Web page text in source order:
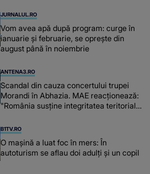
JURNALUL.RO
Vom avea apă după program: curge în
ianuarie și februarie, se oprește din
august până în noiembrie
ANTENA3.RO
Scandal din cauza concertului trupei
Morandi în Abhazia. MAE reacționează:
"România susține integritatea teritorială
B1TV.RO
O maşină a luat foc în mers: În
autoturism se aflau doi adulți și un copil